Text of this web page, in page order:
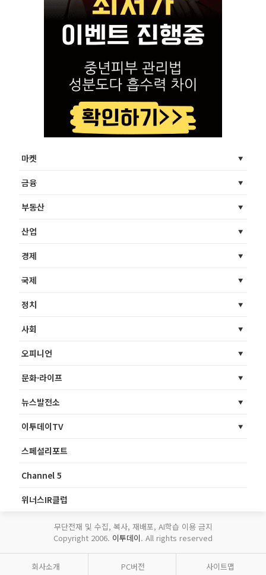
마켓
금융
부동산
산업
경제
국제
정치
사회
오피니언
문화·라이프
뉴스발전소
이투데이TV
스페셜리포트
Channel 5
위너스IR클럽
무단전재 및 수집, 복사, 재배포, AI학습 이용 금지
Copyright 2006. 이투데이. All rights reserved
회사소개 PC버전 사이트맵